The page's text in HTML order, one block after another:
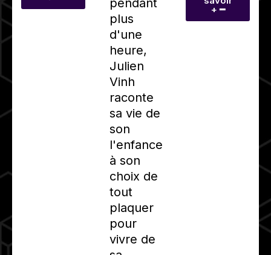
plus
d'une
heure,
Julien
Vinh
raconte
sa vie de
son
l'enfance
à son
choix de
tout
plaquer
pour
vivre de
+ ━